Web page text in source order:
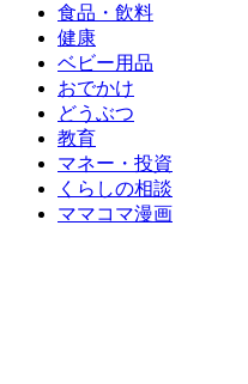
食品・飲料
健康
ベビー用品
おでかけ
どうぶつ
教育
マネー・投資
くらしの相談
ママコマ漫画